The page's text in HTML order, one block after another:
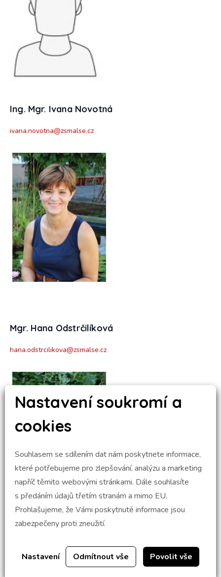
Nastavení soukromí a
cookies
Souhlasem se sdílením dat nám poskytnete informace,
které potřebujeme pro zlepšování, analýzu a marketing
napříč těmito webovými stránkami. Dále souhlasíte
s předáním údajů třetím stranám a mimo EU.
Prohlašujeme, že Vámi poskytnuté informace jsou
zabezpečeny proti zneužití.
Nastavení Odmítnout vše Povolit vše
Ing. Mgr. Ivana Novotná
ivana.novotna@zsmalse.cz
Mgr. Hana Odstrčilíková
hana.odstrcilikova@zsmalse.cz
Mgr. Pavel Pekař